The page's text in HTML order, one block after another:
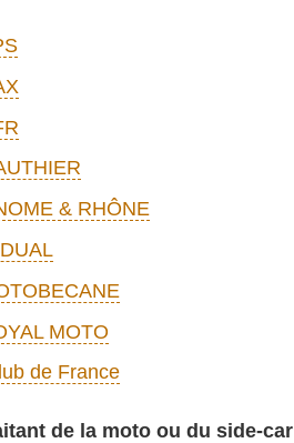
& RHÔNE
MOTO
de France
de la moto ou du side-